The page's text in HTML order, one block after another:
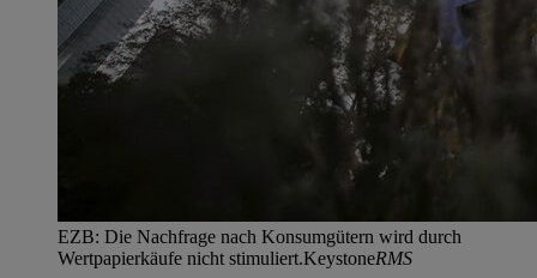
EZB: Die Nachfrage nach Konsumgütern wird durch
Wertpapierkäufe nicht stimuliert.KeystoneRMS